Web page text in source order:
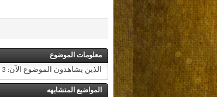
معلومات الموضوع
الذين يشاهدون الموضوع الآن: 3
المواضيع المتشابهه